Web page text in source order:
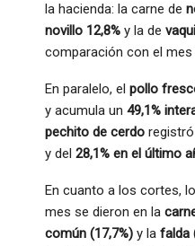
la hacienda: la carne de
novillo 12,8% y la de
comparación con el mes
En paralelo, el pollo
y acumula un 49,1%
pechito de cerdo
y del 28,1% en el último
En cuanto a los cortes,
mes se dieron en la
común (17,7%) y la falda